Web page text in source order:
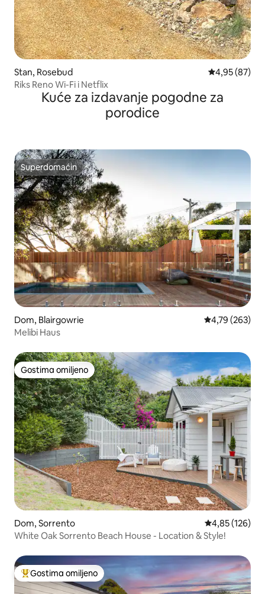
Stan, Rosebud Prosečna
4,95 (87)
Riks Reno Wi-Fi i Netflix
Kuće za izdavanje pogodne za
porodice
Superdomaćin
Superdomaćin
Dom, Blairgowrie Prosečna
4,79 (263)
Melibi Haus
Gostima omiljeno
Gostima omiljeno
Dom, Sorrento Prosečna
4,85 (126)
White Oak Sorrento Beach House - Location & Style!
Najuspešniji među gostima omiljenim
Gostima omiljeno